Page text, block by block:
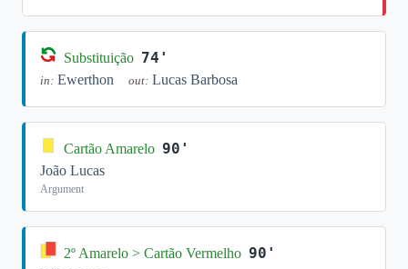
Substituição 74'
in: Ewerthon out: Lucas Barbosa
Cartão Amarelo 90'
João Lucas
Argument
2º Amarelo > Cartão Vermelho 90'